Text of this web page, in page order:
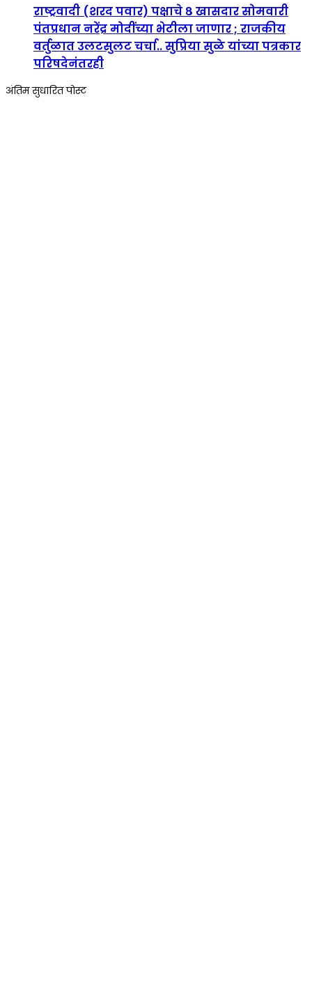
राष्ट्रवादी (शरद पवार) पक्षाचे ८ खासदार सोमवारी
पंतप्रधान नरेंद्र मोदींच्या भेटीला जाणार ; राजकीय
वर्तुळात उलटसुलट चर्चा.. सुप्रिया सुळे यांच्या पत्रकार
परिषदेनंतरही
अंतिम सुधारित पोस्ट